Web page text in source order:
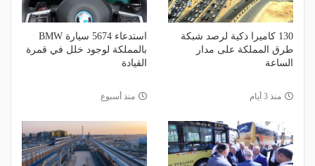
130 كاميرا ذكية لرصد شبكة
طرق المملكة على مدار
الساعة
منذ 3 أيام
استدعاء 5674 سيارة BMW
بالمملكة لوجود خلل في قمرة
القيادة
منذ أسبوع